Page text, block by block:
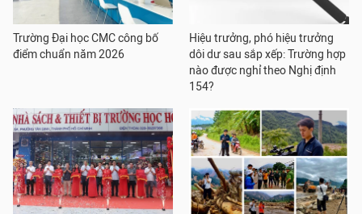
Trường Đại học CMC công bố
điểm chuẩn năm 2026
Hiệu trưởng, phó hiệu trưởng
dôi dư sau sắp xếp: Trường hợp
nào được nghỉ theo Nghị định
154?